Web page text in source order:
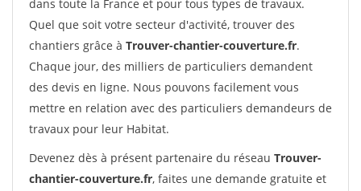
dans toute la France et pour tous types de travaux.
Quel que soit votre secteur d'activité, trouver des
chantiers grâce à Trouver-chantier-couverture.fr.
Chaque jour, des milliers de particuliers demandent
des devis en ligne. Nous pouvons facilement vous
mettre en relation avec des particuliers demandeurs de
travaux pour leur Habitat.
Devenez dès à présent partenaire du réseau Trouver-
chantier-couverture.fr, faites une demande gratuite et